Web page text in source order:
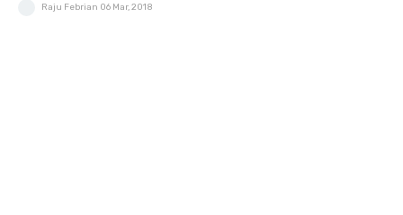
Raju Febrian 06 Mar, 2018